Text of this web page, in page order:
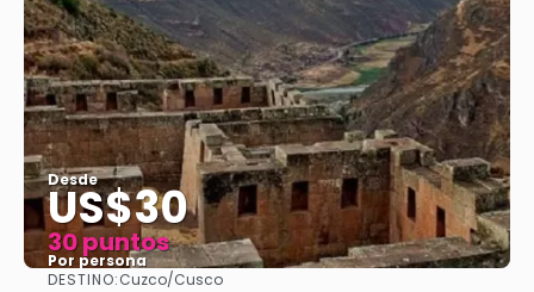
Desde
US$30
30 puntos
Por persona
DESTINO:Cuzco/Cusco